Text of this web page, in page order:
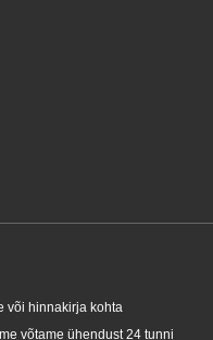
või hinnakirja kohta
võtame ühendust 24 tunni